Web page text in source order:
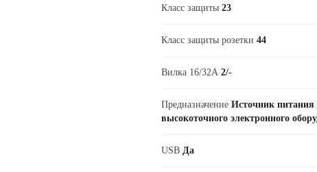
Класс защиты 23
Класс защиты розетки 44
Вилка 16/32А 2/-
Предназначение Источник
высокоточного электронного
USB Да